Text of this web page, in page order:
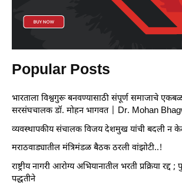
Popular Posts
भारताला विश्वगुरू बनवण्यासाठी संपूर्ण समाजाचे एकबळ
सरसंघचालक डॉ. मोहन भागवत | Dr. Mohan
व्यवस्थापकीय संचालक विजय देशमुख यांची बदली न
मराठवाड्यातील मंत्रिमंडळ बैठक ठरली वांझोटी..!
राष्ट्रीय नागरी आरोग्य अभियानातील भरती प्रक्रिया रद्द
पद्धतीने